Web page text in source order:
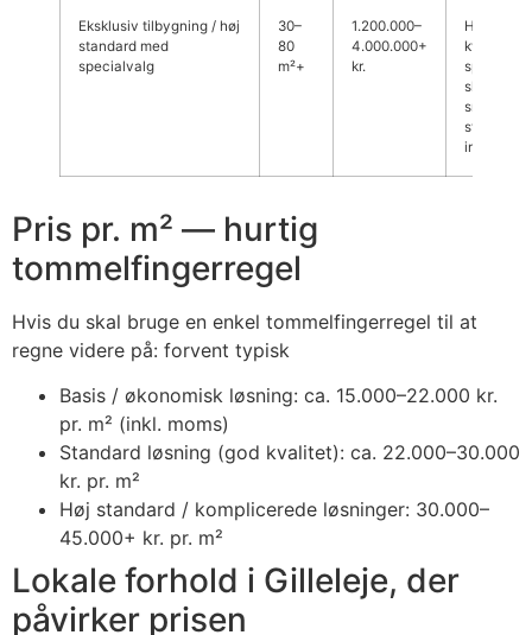
Eksklusiv tilbygning / høj
standard med
specialvalg
30–
80
m²+
1.200.000–
4.000.000+
kr.
Højere
større
Pris pr. m² — hurtig
tommelfingerregel
Hvis du skal bruge en enkel tommelfingerregel til at
regne videre på: forvent typisk
Basis / økonomisk løsning: ca. 15.000–22.000 kr.
pr. m² (inkl. moms)
Standard løsning (god kvalitet): ca. 22.000–30.000
kr. pr. m²
Høj standard / komplicerede løsninger: 30.000–
45.000+ kr. pr. m²
Lokale forhold i Gilleleje, der
påvirker prisen